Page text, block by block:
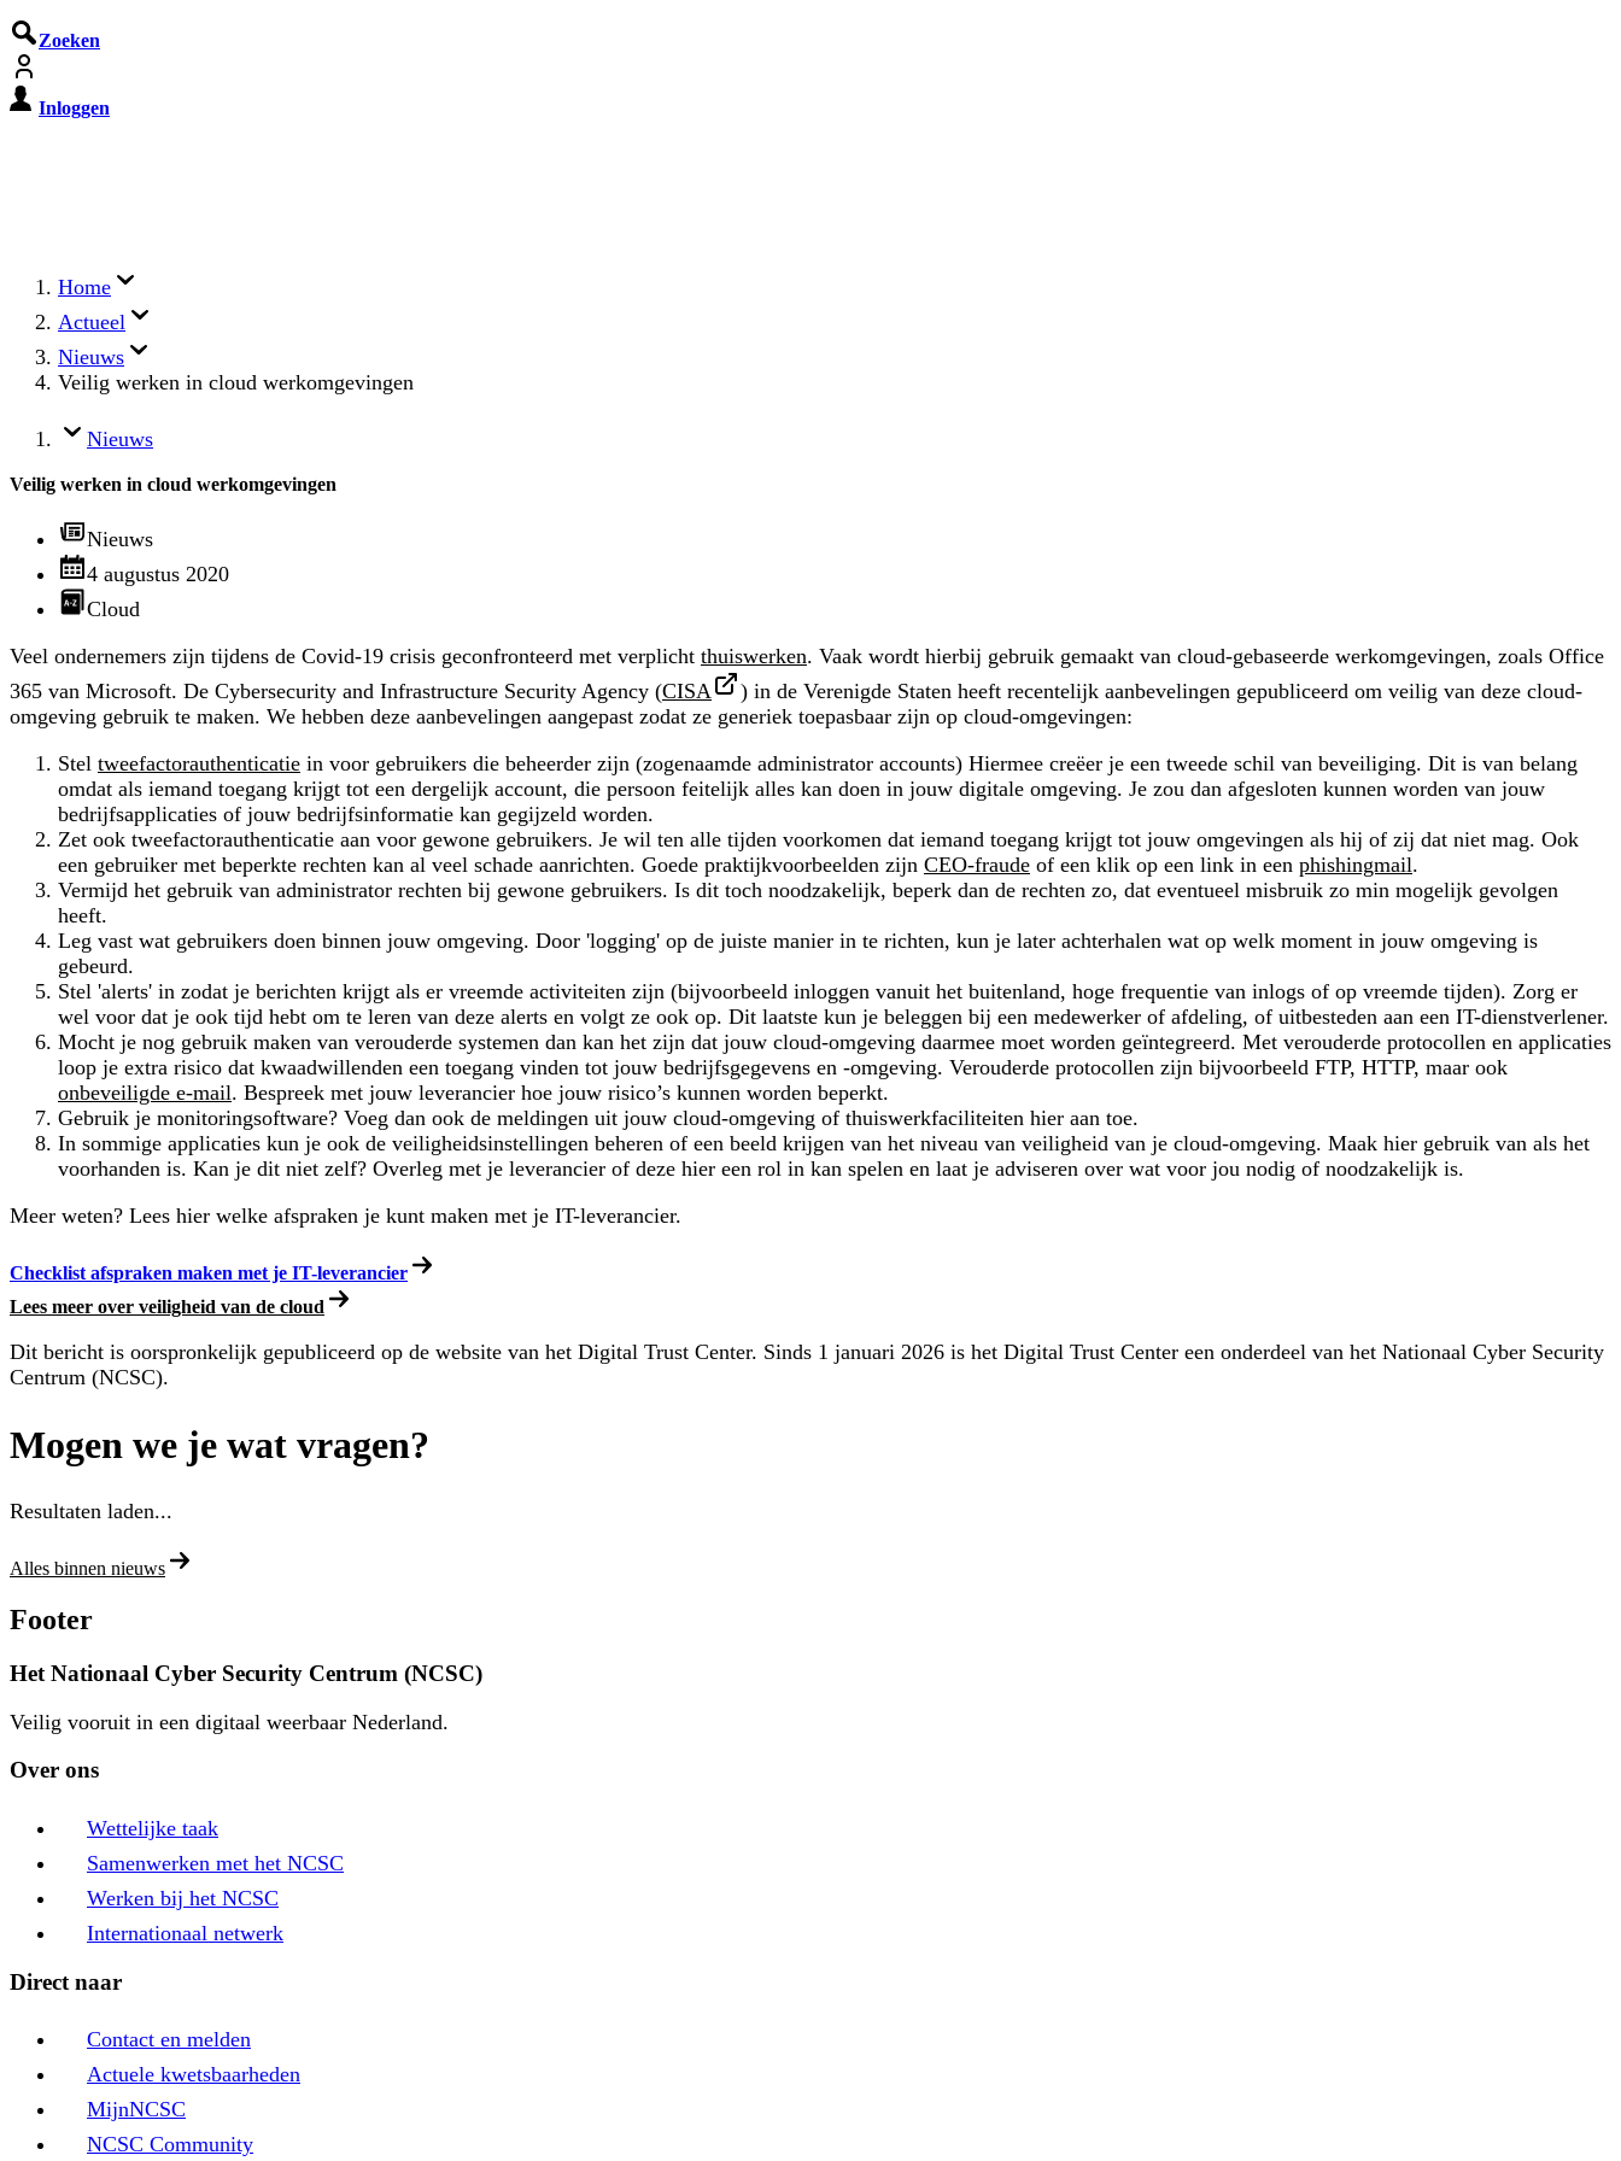
Zoeken
Inloggen
Home
Actueel
Nieuws
Veilig werken in cloud werkomgevingen
Nieuws
Veilig werken in cloud werkomgevingen
Nieuws
4 augustus 2020
Cloud
Veel ondernemers zijn tijdens de Covid-19 crisis geconfronteerd met verplicht thuiswerken. Vaak wordt hierbij gebruik gemaakt van cloud-gebaseerde werkomgevingen, zoals Office
365 van Microsoft. De Cybersecurity and Infrastructure Security Agency (CISA
) in de Verenigde Staten heeft recentelijk aanbevelingen gepubliceerd om veilig van deze cloud-
omgeving gebruik te maken. We hebben deze aanbevelingen aangepast zodat ze generiek toepasbaar zijn op cloud-omgevingen:
Stel tweefactorauthenticatie in voor gebruikers die beheerder zijn (zogenaamde administrator accounts) Hiermee creëer je een tweede schil van beveiliging. Dit is van belang
omdat als iemand toegang krijgt tot een dergelijk account, die persoon feitelijk alles kan doen in jouw digitale omgeving. Je zou dan afgesloten kunnen worden van jouw
bedrijfsapplicaties of jouw bedrijfsinformatie kan gegijzeld worden.
Zet ook tweefactorauthenticatie aan voor gewone gebruikers. Je wil ten alle tijden voorkomen dat iemand toegang krijgt tot jouw omgevingen als hij of zij dat niet mag. Ook
een gebruiker met beperkte rechten kan al veel schade aanrichten. Goede praktijkvoorbeelden zijn CEO-fraude of een klik op een link in een phishingmail.
Vermijd het gebruik van administrator rechten bij gewone gebruikers. Is dit toch noodzakelijk, beperk dan de rechten zo, dat eventueel misbruik zo min mogelijk gevolgen
heeft.
Leg vast wat gebruikers doen binnen jouw omgeving. Door 'logging' op de juiste manier in te richten, kun je later achterhalen wat op welk moment in jouw omgeving is
gebeurd.
Stel 'alerts' in zodat je berichten krijgt als er vreemde activiteiten zijn (bijvoorbeeld inloggen vanuit het buitenland, hoge frequentie van inlogs of op vreemde tijden). Zorg er
wel voor dat je ook tijd hebt om te leren van deze alerts en volgt ze ook op. Dit laatste kun je beleggen bij een medewerker of afdeling, of uitbesteden aan een IT-dienstverlener.
Mocht je nog gebruik maken van verouderde systemen dan kan het zijn dat jouw cloud-omgeving daarmee moet worden geïntegreerd. Met verouderde protocollen en applicaties
loop je extra risico dat kwaadwillenden een toegang vinden tot jouw bedrijfsgegevens en -omgeving. Verouderde protocollen zijn bijvoorbeeld FTP, HTTP, maar ook
onbeveiligde e-mail. Bespreek met jouw leverancier hoe jouw risico’s kunnen worden beperkt.
Gebruik je monitoringsoftware? Voeg dan ook de meldingen uit jouw cloud-omgeving of thuiswerkfaciliteiten hier aan toe.
In sommige applicaties kun je ook de veiligheidsinstellingen beheren of een beeld krijgen van het niveau van veiligheid van je cloud-omgeving. Maak hier gebruik van als het
voorhanden is. Kan je dit niet zelf? Overleg met je leverancier of deze hier een rol in kan spelen en laat je adviseren over wat voor jou nodig of noodzakelijk is.
Meer weten? Lees hier welke afspraken je kunt maken met je IT-leverancier.
Checklist afspraken maken met je IT-leverancier
Lees meer over veiligheid van de cloud
Dit bericht is oorspronkelijk gepubliceerd op de website van het Digital Trust Center. Sinds 1 januari 2026 is het Digital Trust Center een onderdeel van het Nationaal Cyber Security
Centrum (NCSC).
Mogen we je wat vragen?
Resultaten laden...
Alles binnen nieuws
Footer
Het Nationaal Cyber Security Centrum (NCSC)
Veilig vooruit in een digitaal weerbaar Nederland.
Over ons
Wettelijke taak
Samenwerken met het NCSC
Werken bij het NCSC
Internationaal netwerk
Direct naar
Contact en melden
Actuele kwetsbaarheden
MijnNCSC
NCSC Community